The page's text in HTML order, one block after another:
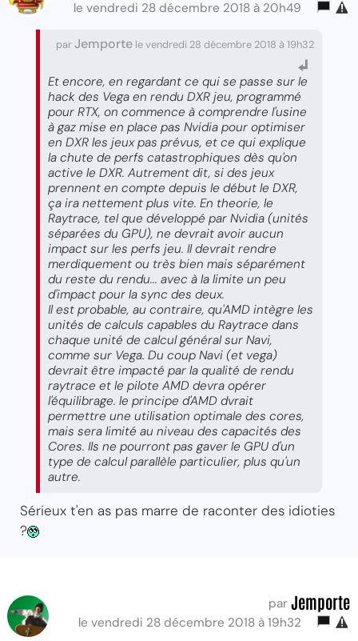
le vendredi 28 décembre 2018 à 20h49
parJemporte le vendredi 28 décembre 2018 à 19h32
Et encore, en regardant ce qui se passe sur le
hack des Vega en rendu DXR jeu, programmé
pour RTX, on commence à comprendre l'usine
à gaz mise en place pas Nvidia pour optimiser
en DXR les jeux pas prévus, et ce qui explique
la chute de perfs catastrophiques dès qu'on
active le DXR. Autrement dit, si des jeux
prennent en compte depuis le début le DXR,
ça ira nettement plus vite. En theorie, le
Raytrace, tel que développé par Nvidia (unités
séparées du GPU), ne devrait avoir aucun
impact sur les perfs jeu. Il devrait rendre
merdiquement ou très bien mais séparément
du reste du rendu... avec à la limite un peu
d'impact pour la sync des deux.
Il est probable, au contraire, qu'AMD intègre les
unités de calculs capables du Raytrace dans
chaque unité de calcul général sur Navi,
comme sur Vega. Du coup Navi (et vega)
devrait être impacté par la qualité de rendu
raytrace et le pilote AMD devra opérer
l'équilibrage. le principe d'AMD dvrait
permettre une utilisation optimale des cores,
mais sera limité au niveau des capacités des
Cores. Ils ne pourront pas gaver le GPU d'un
type de calcul parallèle particulier, plus qu'un
autre.
Sérieux t'en as pas marre de raconter des idioties
?
par Jemporte
le vendredi 28 décembre 2018 à 19h32